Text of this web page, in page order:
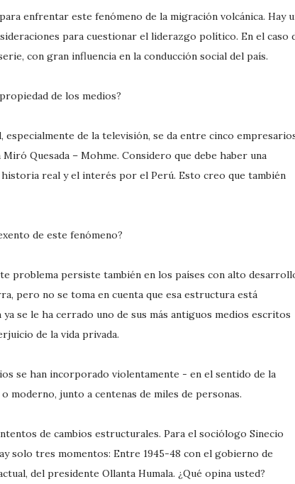
enfrentar este fenómeno de la migración volcánica. Hay
para cuestionar el liderazgo político. En el caso
con gran influencia en la conducción social del país.
de los medios?
especialmente de la televisión, se da entre cinco
Quesada – Mohme. Considero que debe haber una
real y el interés por el Perú. Esto creo que también
de este fenómeno?
problema persiste también en los países con alto
pero no se toma en cuenta que esa estructura está
se le ha cerrado uno de sus más antiguos medios escritos
de la vida privada.
se han incorporado violentamente - en el sentido de la
junto a centenas de miles de personas.
de cambios estructurales. Para el sociólogo Sinecio
solo tres momentos: Entre 1945-48 con el gobierno de
del presidente Ollanta Humala. ¿Qué opina usted?